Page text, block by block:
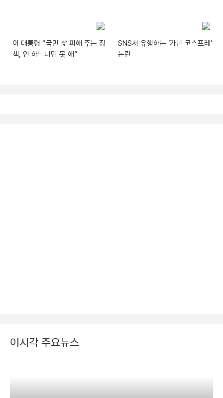
이 대통령 “국민 삶 피해 주는 정
책, 안 하느니만 못 해”
SNS서 유행하는 ‘가난 코스프레’
논란
이시각 주요뉴스